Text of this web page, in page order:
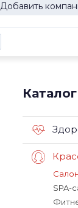
Добавить
SPA-